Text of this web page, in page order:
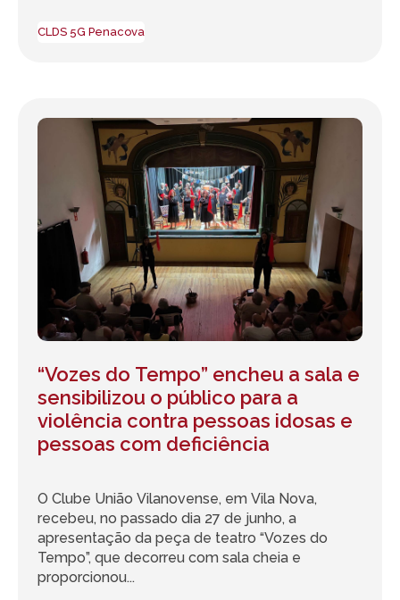
CLDS 5G Penacova
“Vozes do Tempo” encheu a sala e
sensibilizou o público para a
violência contra pessoas idosas e
pessoas com deficiência
O Clube União Vilanovense, em Vila Nova,
recebeu, no passado dia 27 de junho, a
apresentação da peça de teatro “Vozes do
Tempo”, que decorreu com sala cheia e
proporcionou...